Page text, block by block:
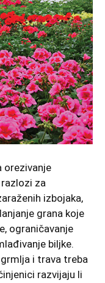
orezivanje
za
izbojaka,
grana koje
ograničavanje
biljke.
i trava treba
razvijaju li